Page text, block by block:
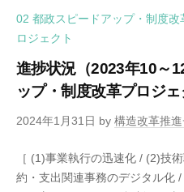
02 都政スピードアップ・制度改
ロジェクト
進捗状況（2023年10～
ップ・制度改革プロジェ
2024年1月31日 by 構造改革推
［ (1)事業執行の迅速化 / (2)技
約・支出関連事務のデジタル化